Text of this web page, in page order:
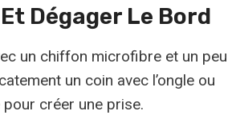
Dégager Le Bord
un chiffon microfibre et un peu
un coin avec l’ongle ou
créer une prise.